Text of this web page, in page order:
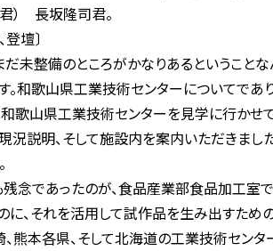
） 長坂隆司君。
壇〕
整備のところがかなりあるということなん
。和歌山県工業技術センターについてであり
歌山県工業技術センターを見学に行かせ
況説明、そして施設内を案内いただきま
残念であったのが、食品産業部食品加工室
に、それを活用して試作品を生み出すため
、熊本各県、そして北海道の工業技術セン